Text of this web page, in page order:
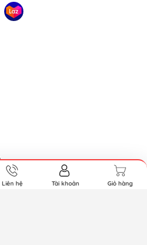
Liên hệ Tài khoản Giỏ hàng